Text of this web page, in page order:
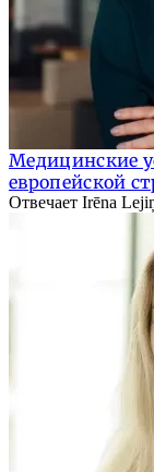
Медицинские
европейской
Отвечает Irēna